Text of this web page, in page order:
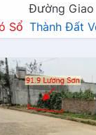
Đường Giao
Sổ Thành Đất